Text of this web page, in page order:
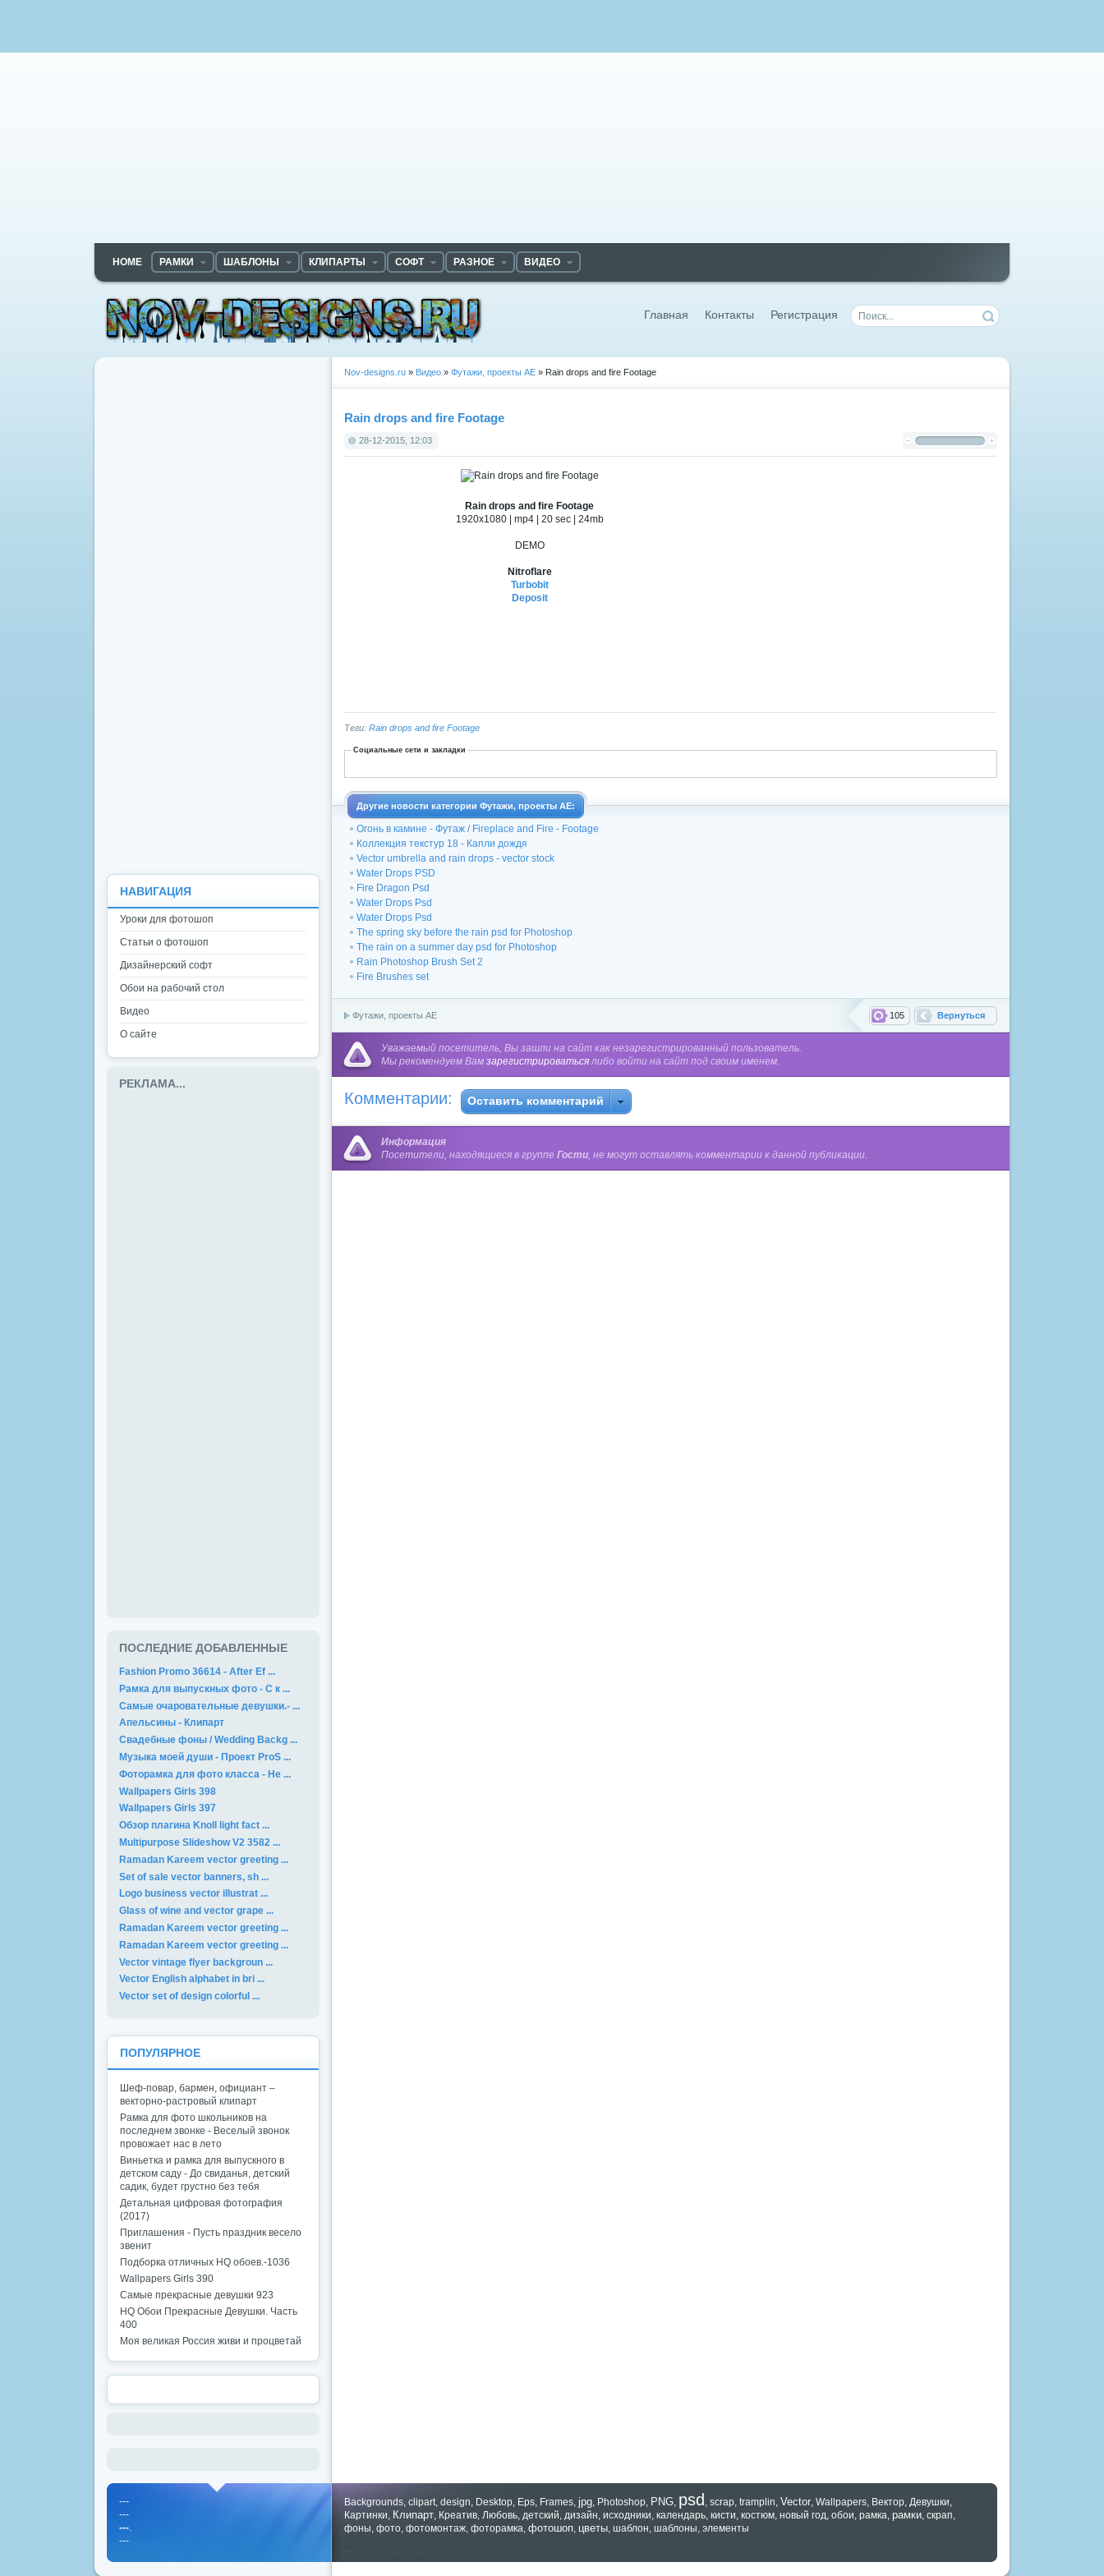
HOME РАМКИ ШАБЛОНЫ КЛИПАРТЫ СОФТ РАЗНОЕ ВИДЕО
Главная Контакты Регистрация
Nov-designs.ru » Видео » Футажи, проекты АЕ » Rain drops and fire Footage
Rain drops and fire Footage
28-12-2015, 12:03
Rain drops and fire Footage
1920x1080 | mp4 | 20 sec | 24mb
DEMO
Nitroflare
Turbobit
Deposit
Теги: Rain drops and fire Footage
Социальные сети и закладки
Другие новости категории Футажи, проекты АЕ:
Огонь в камине - Футаж / Fireplace and Fire - Footage
Коллекция текстур 18 - Капли дождя
Vector umbrella and rain drops - vector stock
Water Drops PSD
Fire Dragon Psd
Water Drops Psd
Water Drops Psd
The spring sky before the rain psd for Photoshop
The rain on a summer day psd for Photoshop
Rain Photoshop Brush Set 2
Fire Brushes set
Вернуться
105
Футажи, проекты АЕ
Уважаемый посетитель, Вы зашли на сайт как незарегистрированный пользователь.
Мы рекомендуем Вам зарегистрироваться либо войти на сайт под своим именем.
Комментарии: Оставить комментарий
Информация
Посетители, находящиеся в группе Гости , не могут оставлять комментарии к данной публикации.
НАВИГАЦИЯ
Уроки для фотошоп
Статьи о фотошоп
Дизайнерский софт
Обои на рабочий стол
Видео
О сайте
РЕКЛАМА...
ПОСЛЕДНИЕ ДОБАВЛЕННЫЕ
Fashion Promo 36614 - After Ef ...
Рамка для выпускных фото - С к ...
Самые очаровательные девушки.- ...
Апельсины - Клипарт
Свадебные фоны / Wedding Backg ...
Музыка моей души - Проект ProS ...
Фоторамка для фото класса - Не ...
Wallpapers Girls 398
Wallpapers Girls 397
Обзор плагина Knoll light fact ...
Multipurpose Slideshow V2 3582 ...
Ramadan Kareem vector greeting ...
Set of sale vector banners, sh ...
Logo business vector illustrat ...
Glass of wine and vector grape ...
Ramadan Kareem vector greeting ...
Ramadan Kareem vector greeting ...
Vector vintage flyer backgroun ...
Vector English alphabet in bri ...
Vector set of design colorful ...
ПОПУЛЯРНОЕ
Шеф-повар, бармен, официант –
векторно-растровый клипарт
Рамка для фото школьников на
последнем звонке - Веселый звонок
провожает нас в лето
Виньетка и рамка для выпускного в
детском саду - До свиданья, детский
садик, будет грустно без тебя
Детальная цифровая фотография
(2017)
Приглашения - Пусть праздник весело
звенит
Подборка отличных HQ обоев.-1036
Wallpapers Girls 390
Самые прекрасные девушки 923
HQ Обои Прекрасные Девушки. Часть
400
Моя великая Россия живи и процветай
Backgrounds, clipart, design, Desktop, Eps, Frames, jpg, Photoshop, PNG, psd , scrap, tramplin, Vector, Wallpapers, Вектор, Девушки,
Картинки, Клипарт, Креатив, Любовь, детский, дизайн, исходники, календарь, кисти, костюм, новый год, обои, рамка, рамки, скрап,
фоны, фото, фотомонтаж, фоторамка, фотошоп, цветы, шаблон, шаблоны, элементы
---
---
---.
---